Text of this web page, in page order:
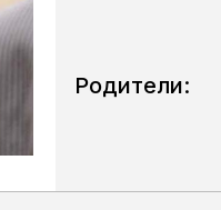
Родители: